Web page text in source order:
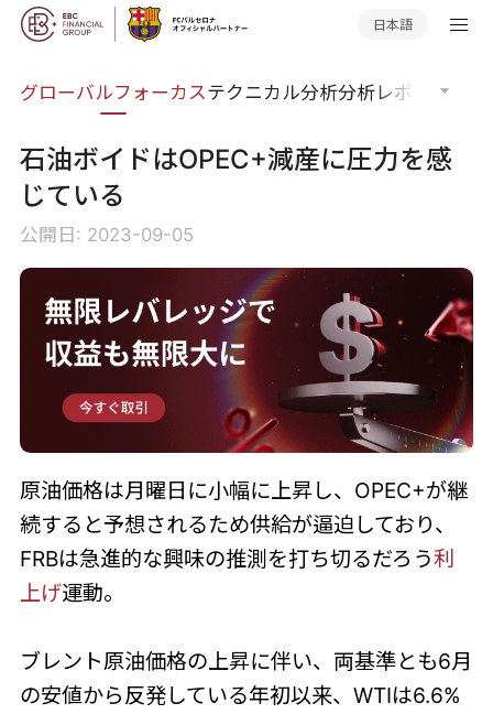
日本語
グローバルフォーカステクニカル分析分析レポート
石油ボイドはOPEC+減産に圧力を感
じている
公開日: 2023-09-05
原油価格は月曜日に小幅に上昇し、OPEC+が継
続すると予想されるため供給が逼迫しており、
FRBは急進的な興味の推測を打ち切るだろう利
上げ運動。
ブレント原油価格の上昇に伴い、両基準とも6月
の安値から反発している年初以来、WTIは6.6%